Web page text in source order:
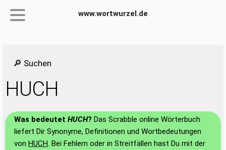
www.wortwurzel.de
🔎 Suchen
HUCH
Was bedeutet HUCH? Das Scrabble online Wörterbuch
liefert Dir Synonyme, Definitionen und Wortbedeutungen
von HUCH. Bei Fehlern oder in Streitfällen hast Du mit der